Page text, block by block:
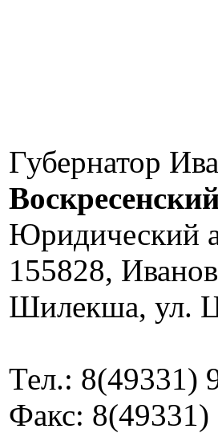
Губернатор
Юридический
155828,
Шилекша, ул.
Тел.: 8(49331)
Факс: 8(49331)